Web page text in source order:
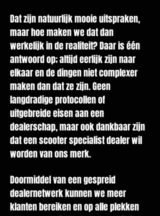
Dat zijn natuurlijk mooie uitspraken,
maar hoe maken we dat dan
werkelijk in de realiteit? Daar is één
antwoord op; altijd eerlijk zijn naar
elkaar en de dingen niet complexer
maken dan dat ze zijn. Geen
langdradige protocollen of
uitgebreide eisen aan een
dealerschap, maar ook dankbaar zijn
dat een scooter specialist dealer wil
worden van ons merk.
Doormiddel van een gespreid
dealernetwerk kunnen we meer
klanten bereiken en op alle plekken